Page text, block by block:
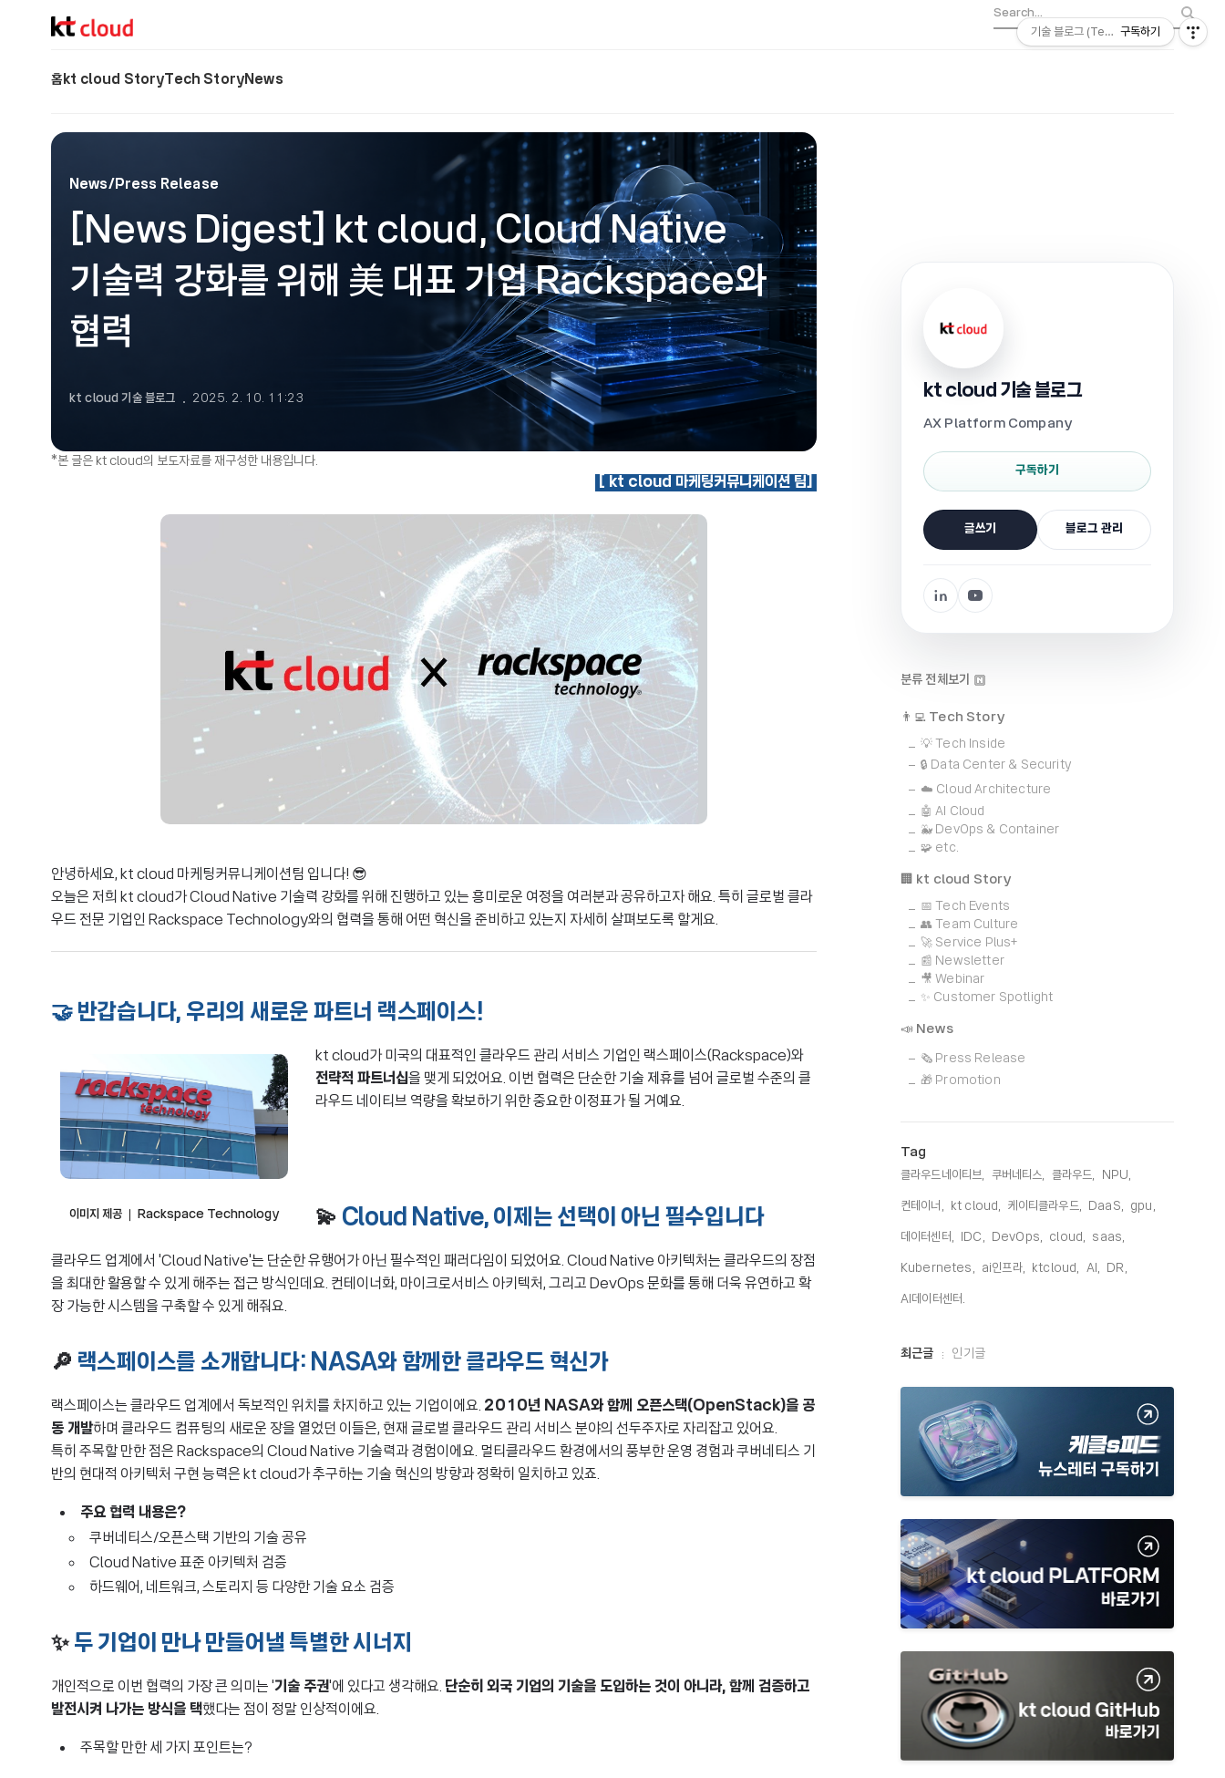
기술 블로그 (Tech) | kt cloud
홈 kt cloud StoryTech StoryNews
News/Press Release
[News Digest] kt cloud, Cloud Native
기술력 강화를 위해 美 대표 기업 Rackspace와
협력
kt cloud 기술 블로그 2025. 2. 10. 11:23
*본 글은 kt cloud의 보도자료를 재구성한 내용입니다.
[ kt cloud 마케팅커뮤니케이션 팀]
안녕하세요, kt cloud 마케팅커뮤니케이션팀 입니다! 😎
오늘은 저희 kt cloud가 Cloud Native 기술력 강화를 위해 진행하고 있는 흥미로운 여정을 여러분과 공유하고자 해요. 특히 글로벌 클라
우드 전문 기업인 Rackspace Technology와의 협력을 통해 어떤 혁신을 준비하고 있는지 자세히 살펴보도록 할게요.
🤝 반갑습니다, 우리의 새로운 파트너 랙스페이스!
이미지 제공 ❘ Rackspace Technology
kt cloud가 미국의 대표적인 클라우드 관리 서비스 기업인 랙스페이스(Rackspace)와
전략적 파트너십을 맺게 되었어요. 이번 협력은 단순한 기술 제휴를 넘어 글로벌 수준의 클
라우드 네이티브 역량을 확보하기 위한 중요한 이정표가 될 거예요.
💫 Cloud Native, 이제는 선택이 아닌 필수입니다
클라우드 업계에서 'Cloud Native'는 단순한 유행어가 아닌 필수적인 패러다임이 되었어요. Cloud Native 아키텍처는 클라우드의 장점
을 최대한 활용할 수 있게 해주는 접근 방식인데요. 컨테이너화, 마이크로서비스 아키텍처, 그리고 DevOps 문화를 통해 더욱 유연하고 확
장 가능한 시스템을 구축할 수 있게 해줘요.
🔎 랙스페이스를 소개합니다: NASA와 함께한 클라우드 혁신가
랙스페이스는 클라우드 업계에서 독보적인 위치를 차지하고 있는 기업이에요. 2010년 NASA와 함께 오픈스택(OpenStack)을 공
동 개발하며 클라우드 컴퓨팅의 새로운 장을 열었던 이들은, 현재 글로벌 클라우드 관리 서비스 분야의 선두주자로 자리잡고 있어요.
특히 주목할 만한 점은 Rackspace의 Cloud Native 기술력과 경험이에요. 멀티클라우드 환경에서의 풍부한 운영 경험과 쿠버네티스 기
반의 현대적 아키텍처 구현 능력은 kt cloud가 추구하는 기술 혁신의 방향과 정확히 일치하고 있죠.
주요 협력 내용은?
쿠버네티스/오픈스택 기반의 기술 공유
Cloud Native 표준 아키텍처 검증
하드웨어, 네트워크, 스토리지 등 다양한 기술 요소 검증
✨ 두 기업이 만나 만들어낼 특별한 시너지
개인적으로 이번 협력의 가장 큰 의미는 '기술 주권'에 있다고 생각해요. 단순히 외국 기업의 기술을 도입하는 것이 아니라, 함께 검증하고
발전시켜 나가는 방식을 택했다는 점이 정말 인상적이에요.
주목할 만한 세 가지 포인트는?
kt cloud 기술 블로그
AX Platform Company
구독하기
글쓰기 블로그 관리
분류 전체보기
👨‍💻 Tech Story
💡 Tech Inside
🔒 Data Center & Security
☁️ Cloud Architecture
🤖 AI Cloud
🐳 DevOps & Container
🧩 etc.
🏢 kt cloud Story
📅 Tech Events
👥 Team Culture
🚀 Service Plus+
📰 Newsletter
🎥 Webinar
✨ Customer Spotlight
📣 News
🗞️ Press Release
🎁 Promotion
Tag
클라우드네이티브, 쿠버네티스, 클라우드, NPU,
컨테이너, kt cloud, 케이티클라우드, DaaS, gpu,
데이터센터, IDC, DevOps, cloud, saas,
Kubernetes, ai인프라, ktcloud, AI, DR,
AI데이터센터,
최
최근글 인기글
기술 블로그 (Tech) | kt cloud
구독하기